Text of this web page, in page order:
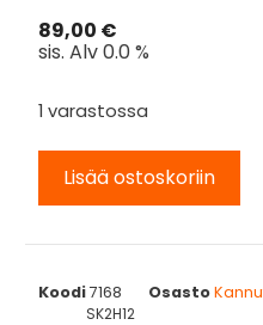
89,00 €
sis. Alv 0.0 %
1 varastossa
Lisää ostoskoriin
Koodi7168 Osasto
SK2H12